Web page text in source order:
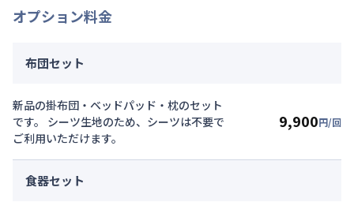
オプション料金
布団セット
新品の掛布団・ベッドパッド・枕のセット
です。 シーツ生地のため、シーツは不要で
ご利用いただけます。
9,900円/回
食器セット